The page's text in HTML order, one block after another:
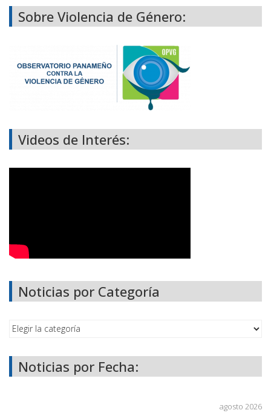
Sobre Violencia de Género:
Videos de Interés:
Noticias por Categoría
Noticias por Fecha:
agosto 2026